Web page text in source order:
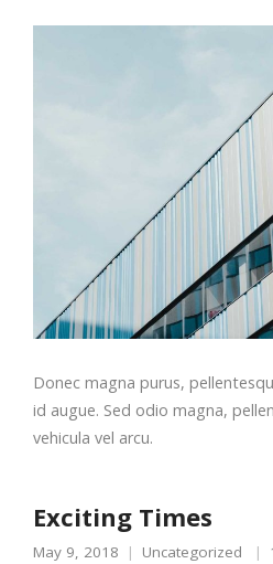
Donec magna purus,
id augue. Sed odio magna,
vehicula vel arcu.
Exciting Times
May 9, 2018 Uncategorized